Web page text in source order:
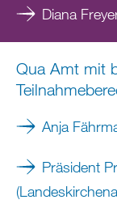
Diana
Qua Amt mit
Anja
Präsident